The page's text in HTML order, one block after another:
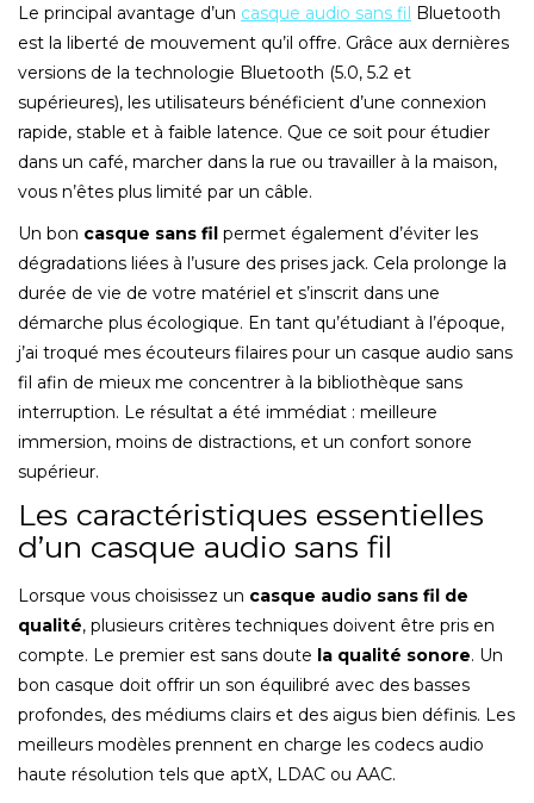
Le principal avantage d’un casque audio sans fil Bluetooth
est la liberté de mouvement qu’il offre. Grâce aux dernières
versions de la technologie Bluetooth (5.0, 5.2 et
supérieures), les utilisateurs bénéficient d’une connexion
rapide, stable et à faible latence. Que ce soit pour étudier
dans un café, marcher dans la rue ou travailler à la maison,
vous n’êtes plus limité par un câble.
Un bon casque sans fil permet également d’éviter les
dégradations liées à l’usure des prises jack. Cela prolonge la
durée de vie de votre matériel et s’inscrit dans une
démarche plus écologique. En tant qu’étudiant à l’époque,
j’ai troqué mes écouteurs filaires pour un casque audio sans
fil afin de mieux me concentrer à la bibliothèque sans
interruption. Le résultat a été immédiat : meilleure
immersion, moins de distractions, et un confort sonore
supérieur.
Les caractéristiques essentielles
d’un casque audio sans fil
Lorsque vous choisissez un casque audio sans fil de
qualité, plusieurs critères techniques doivent être pris en
compte. Le premier est sans doute la qualité sonore. Un
bon casque doit offrir un son équilibré avec des basses
profondes, des médiums clairs et des aigus bien définis. Les
meilleurs modèles prennent en charge les codecs audio
haute résolution tels que aptX, LDAC ou AAC.